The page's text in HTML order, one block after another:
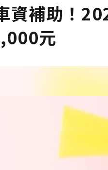
資補助！
元